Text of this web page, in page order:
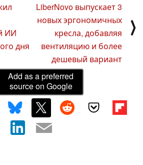
ИИ
дня
LiberNovo выпускает 3
новых эргономичных
кресла, добавляя
вентиляцию и более
дешевый вариант
⟩
Add as a preferred
source on Google